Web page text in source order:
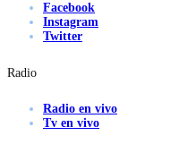
Facebook
Instagram
Twitter
Radio
Radio en vivo
Tv en vivo